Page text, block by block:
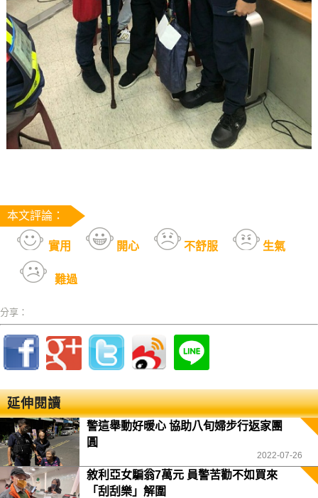
本文評論：
實用 開心 不舒服 生氣
難過
分享：
延伸閱讀
警這舉動好暖心 協助八旬婦步行返家團
圓
2022-07-26
敘利亞女騙翁7萬元 員警苦勸不如買來
「刮刮樂」解圍